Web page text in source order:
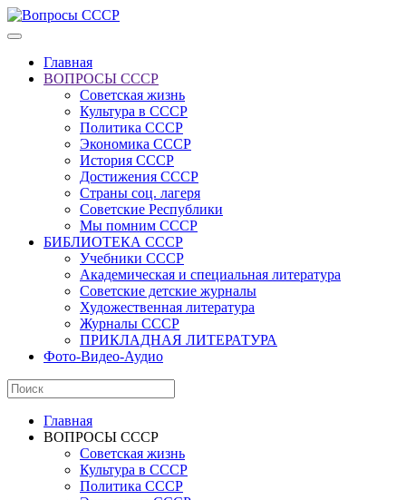
Главная
ВОПРОСЫ СССР
Советская жизнь
Культура в СССР
Политика СССР
Экономика СССР
История СССР
Достижения СССР
Страны соц. лагеря
Советские Республики
Мы помним СССР
БИБЛИОТЕКА СССР
Учебники СССР
Академическая и специальная литература
Советские детские журналы
Художественная литература
Журналы СССР
ПРИКЛАДНАЯ ЛИТЕРАТУРА
Фото-Видео-Аудио
Главная
ВОПРОСЫ СССР
Советская жизнь
Культура в СССР
Политика СССР